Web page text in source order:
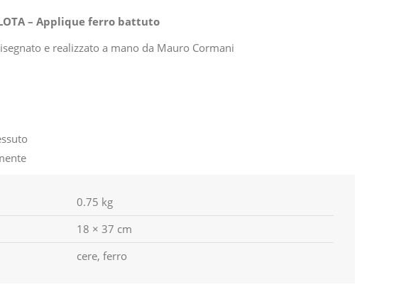
– Applique ferro battuto
e realizzato a mano da Mauro Cormani
0.75 kg
18 × 37 cm
cere, ferro